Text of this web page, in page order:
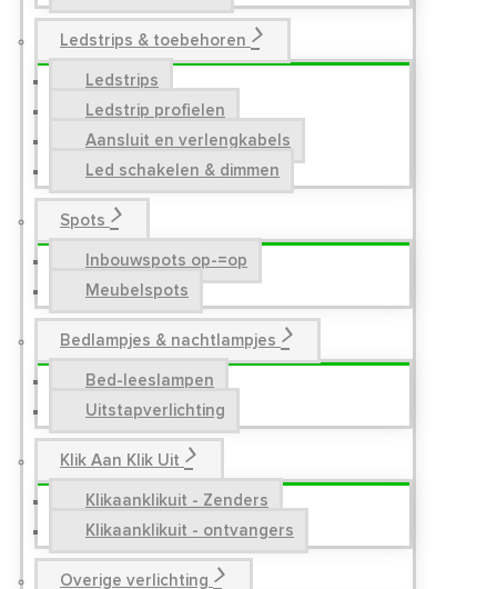
Ledstrips & toebehoren
Ledstrips
Ledstrip profielen
Aansluit en verlengkabels
Led schakelen & dimmen
Spots
Inbouwspots op-=op
Meubelspots
Bedlampjes & nachtlampjes
Bed-leeslampen
Uitstapverlichting
Klik Aan Klik Uit
Klikaanklikuit - Zenders
Klikaanklikuit - ontvangers
Overige verlichting